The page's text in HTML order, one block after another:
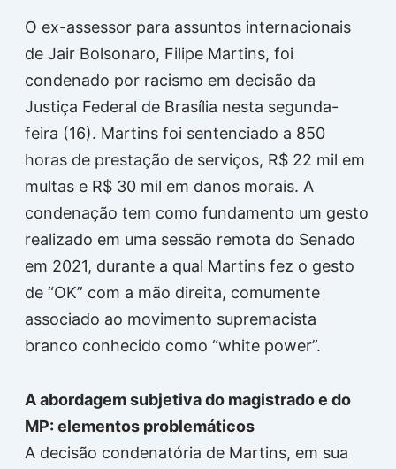
O ex-assessor para assuntos internacionais
de Jair Bolsonaro, Filipe Martins, foi
condenado por racismo em decisão da
Justiça Federal de Brasília nesta segunda-
feira (16). Martins foi sentenciado a 850
horas de prestação de serviços, R$ 22 mil em
multas e R$ 30 mil em danos morais. A
condenação tem como fundamento um gesto
realizado em uma sessão remota do Senado
em 2021, durante a qual Martins fez o gesto
de “OK” com a mão direita, comumente
associado ao movimento supremacista
branco conhecido como “white power”.
A abordagem subjetiva do magistrado e do
MP: elementos problemáticos
A decisão condenatória de Martins, em sua